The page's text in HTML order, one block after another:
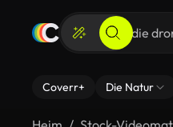
Coverr+ Die Natur